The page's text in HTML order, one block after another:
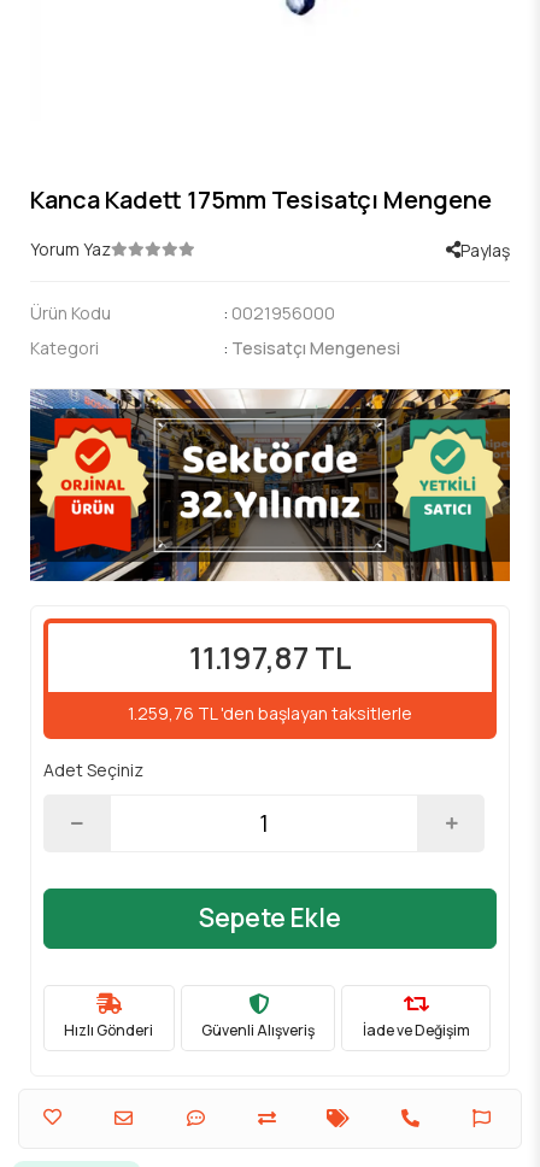
Kanca Kadett 175mm Tesisatçı Mengene
Yorum Yaz Paylaş
Ürün Kodu : 0021956000
Kategori
: Tesisatçı Mengenesi
11.197,87 TL
1.259,76 TL 'den başlayan taksitlerle
Adet Seçiniz
Sepete Ekle
Hızlı Gönderi Güvenli Alışveriş İade ve Değişim